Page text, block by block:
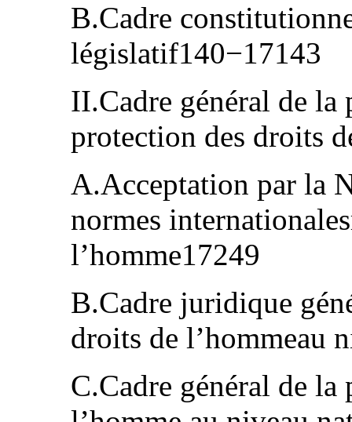
B.Cadre
législatif140−17143
II.Cadre général de la
protection des droits
A.Acceptation par la
normes
l’homme17249
B.Cadre juridique
droits de l’hommeau
C.Cadre général de